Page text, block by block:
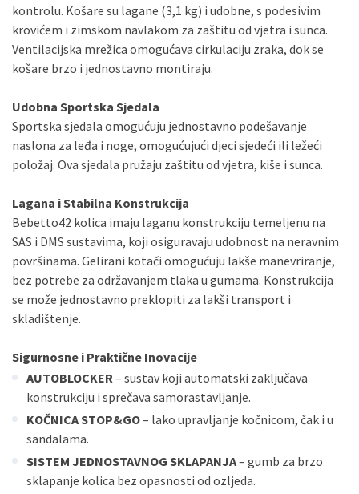
kontrolu. Košare su lagane (3,1 kg) i udobne, s podesivim
krovićem i zimskom navlakom za zaštitu od vjetra i sunca.
Ventilacijska mrežica omogućava cirkulaciju zraka, dok se
košare brzo i jednostavno montiraju.
Udobna Sportska Sjedala
Sportska sjedala omogućuju jednostavno podešavanje
naslona za leđa i noge, omogućujući djeci sjedeći ili ležeći
položaj. Ova sjedala pružaju zaštitu od vjetra, kiše i sunca.
Lagana i Stabilna Konstrukcija
Bebetto42 kolica imaju laganu konstrukciju temeljenu na
SAS i DMS sustavima, koji osiguravaju udobnost na neravnim
površinama. Gelirani kotači omogućuju lakše manevriranje,
bez potrebe za održavanjem tlaka u gumama. Konstrukcija
se može jednostavno preklopiti za lakši transport i
skladištenje.
Sigurnosne i Praktične Inovacije
AUTOBLOCKER– sustav koji automatski zaključava
konstrukciju i sprečava samorastavljanje.
KOČNICA STOP&GO– lako upravljanje kočnicom, čak i u
sandalama.
SISTEM JEDNOSTAVNOG SKLAPANJA– gumb za brzo
sklapanje kolica bez opasnosti od ozljeda.